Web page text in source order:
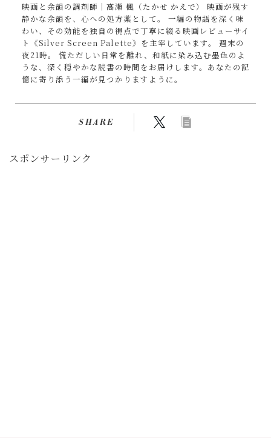
映画と余韻の調剤師｜高瀬 楓（たかせ かえで） 映画が残す
静かな余韻を、心への処方薬として。 一編の物語を深く味
わい、その効能を独自の視点で丁寧に綴る映画レビューサイ
ト《Silver Screen Palette》を主宰しています。 週末の
夜21時。 慌ただしい日常を離れ、和紙に染み込む墨色のよ
うな、深く穏やかな読書の時間をお届けします。あなたの記
憶に寄り添う一編が見つかりますように。
SHARE
スポンサーリンク